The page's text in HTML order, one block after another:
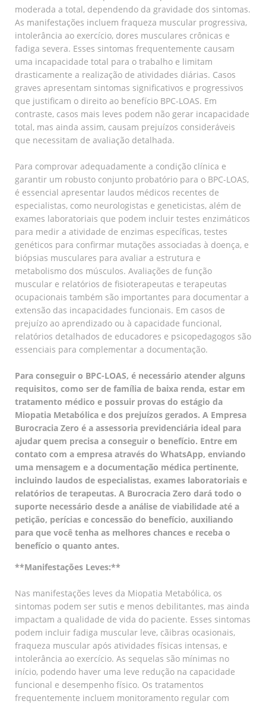
moderada a total, dependendo da gravidade dos sintomas.
As manifestações incluem fraqueza muscular progressiva,
intolerância ao exercício, dores musculares crônicas e
fadiga severa. Esses sintomas frequentemente causam
uma incapacidade total para o trabalho e limitam
drasticamente a realização de atividades diárias. Casos
graves apresentam sintomas significativos e progressivos
que justificam o direito ao benefício BPC-LOAS. Em
contraste, casos mais leves podem não gerar incapacidade
total, mas ainda assim, causam prejuízos consideráveis
que necessitam de avaliação detalhada.
Para comprovar adequadamente a condição clínica e
garantir um robusto conjunto probatório para o BPC-LOAS,
é essencial apresentar laudos médicos recentes de
especialistas, como neurologistas e geneticistas, além de
exames laboratoriais que podem incluir testes enzimáticos
para medir a atividade de enzimas específicas, testes
genéticos para confirmar mutações associadas à doença, e
biópsias musculares para avaliar a estrutura e
metabolismo dos músculos. Avaliações de função
muscular e relatórios de fisioterapeutas e terapeutas
ocupacionais também são importantes para documentar a
extensão das incapacidades funcionais. Em casos de
prejuízo ao aprendizado ou à capacidade funcional,
relatórios detalhados de educadores e psicopedagogos são
essenciais para complementar a documentação.
Para conseguir o BPC-LOAS, é necessário atender alguns
requisitos, como ser de família de baixa renda, estar em
tratamento médico e possuir provas do estágio da
Miopatia Metabólica e dos prejuízos gerados. A Empresa
Burocracia Zero é a assessoria previdenciária ideal para
ajudar quem precisa a conseguir o benefício. Entre em
contato com a empresa através do WhatsApp, enviando
uma mensagem e a documentação médica pertinente,
incluindo laudos de especialistas, exames laboratoriais e
relatórios de terapeutas. A Burocracia Zero dará todo o
suporte necessário desde a análise de viabilidade até a
petição, perícias e concessão do benefício, auxiliando
para que você tenha as melhores chances e receba o
benefício o quanto antes.
**Manifestações Leves:**
Nas manifestações leves da Miopatia Metabólica, os
sintomas podem ser sutis e menos debilitantes, mas ainda
impactam a qualidade de vida do paciente. Esses sintomas
podem incluir fadiga muscular leve, cãibras ocasionais,
fraqueza muscular após atividades físicas intensas, e
intolerância ao exercício. As sequelas são mínimas no
início, podendo haver uma leve redução na capacidade
funcional e desempenho físico. Os tratamentos
frequentemente incluem monitoramento regular com